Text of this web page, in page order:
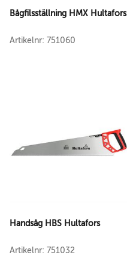
Bågfilsställning HMX Hultafors
Artikelnr: 751060
Handsåg HBS Hultafors
Artikelnr: 751032